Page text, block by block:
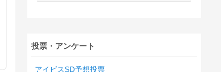
投票・アンケート
アイビスSD予想投票